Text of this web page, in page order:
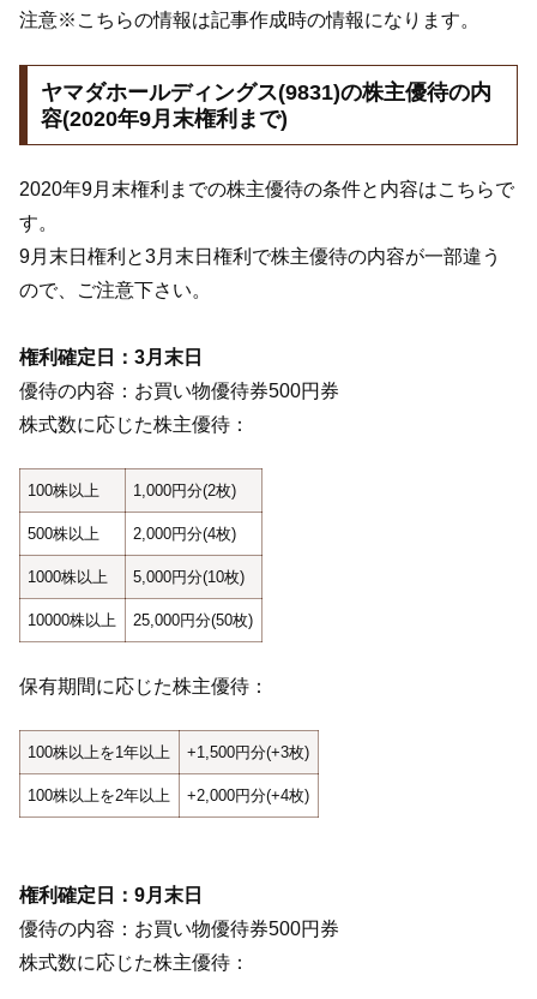
注意※こちらの情報は記事作成時の情報になります。
ヤマダホールディングス(9831)の株主優待の内
容(2020年9月末権利まで)
2020年9月末権利までの株主優待の条件と内容はこちらで
す。
9月末日権利と3月末日権利で株主優待の内容が一部違う
ので、ご注意下さい。
権利確定日：3月末日
優待の内容：お買い物優待券500円券
株式数に応じた株主優待：
100株以上 1,000円分(2枚)
500株以上 2,000円分(4枚)
1000株以上 5,000円分(10枚)
10000株以上 25,000円分(50枚)
保有期間に応じた株主優待：
100株以上を1年以上 +1,500円分(+3枚)
100株以上を2年以上 +2,000円分(+4枚)
権利確定日：9月末日
優待の内容：お買い物優待券500円券
株式数に応じた株主優待：